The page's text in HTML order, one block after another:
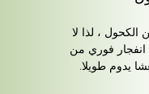
الكحول ، لذا لا
فوري من
يدوم طويلا.